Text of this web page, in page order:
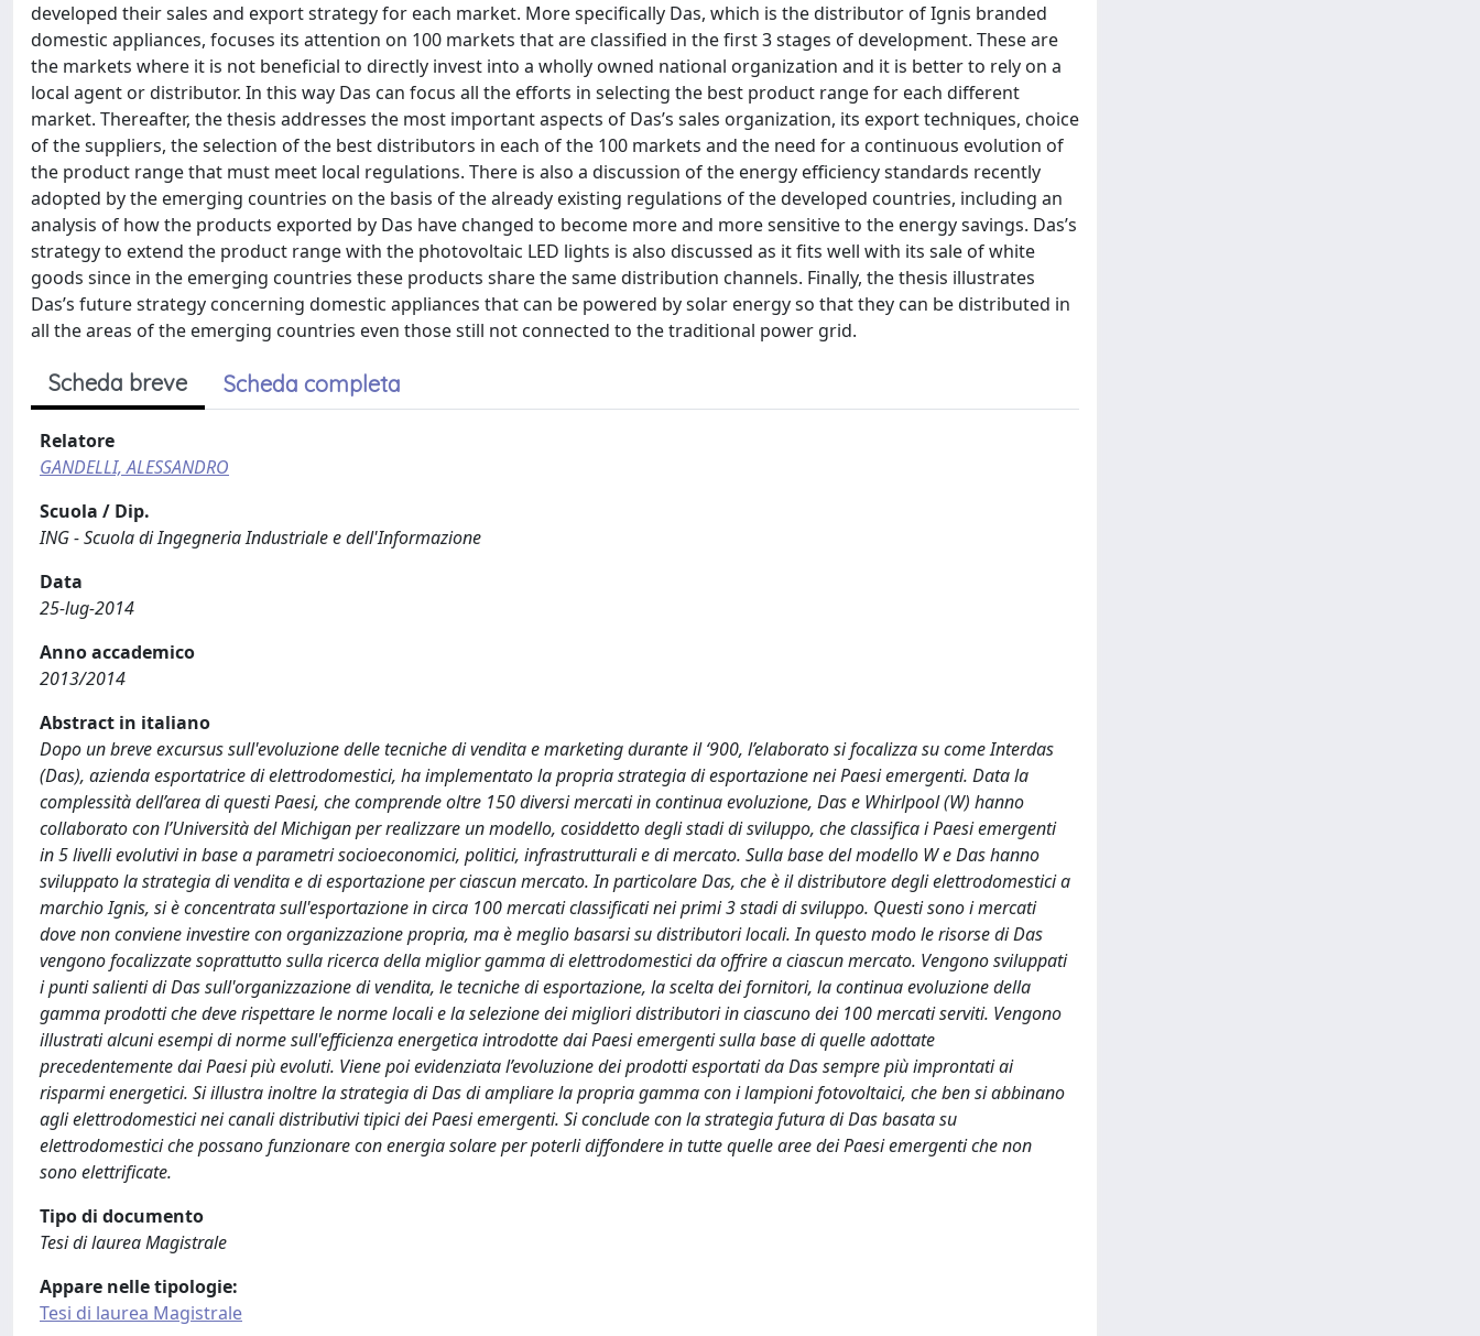
developed their sales and export strategy for each market. More specifically Das, which is the distributor of Ignis branded
domestic appliances, focuses its attention on 100 markets that are classified in the first 3 stages of development. These are
the markets where it is not beneficial to directly invest into a wholly owned national organization and it is better to rely on a
local agent or distributor. In this way Das can focus all the efforts in selecting the best product range for each different
market. Thereafter, the thesis addresses the most important aspects of Das’s sales organization, its export techniques, choice
of the suppliers, the selection of the best distributors in each of the 100 markets and the need for a continuous evolution of
the product range that must meet local regulations. There is also a discussion of the energy efficiency standards recently
adopted by the emerging countries on the basis of the already existing regulations of the developed countries, including an
analysis of how the products exported by Das have changed to become more and more sensitive to the energy savings. Das’s
strategy to extend the product range with the photovoltaic LED lights is also discussed as it fits well with its sale of white
goods since in the emerging countries these products share the same distribution channels. Finally, the thesis illustrates
Das’s future strategy concerning domestic appliances that can be powered by solar energy so that they can be distributed in
all the areas of the emerging countries even those still not connected to the traditional power grid.
Scheda breve Scheda completa
Relatore
GANDELLI, ALESSANDRO
Scuola / Dip.
ING - Scuola di Ingegneria Industriale e dell'Informazione
Data
25-lug-2014
Anno accademico
2013/2014
Abstract in italiano
Dopo un breve excursus sull'evoluzione delle tecniche di vendita e marketing durante il ‘900, l’elaborato si focalizza su come Interdas
(Das), azienda esportatrice di elettrodomestici, ha implementato la propria strategia di esportazione nei Paesi emergenti. Data la
complessità dell’area di questi Paesi, che comprende oltre 150 diversi mercati in continua evoluzione, Das e Whirlpool (W) hanno
collaborato con l’Università del Michigan per realizzare un modello, cosiddetto degli stadi di sviluppo, che classifica i Paesi emergenti
in 5 livelli evolutivi in base a parametri socioeconomici, politici, infrastrutturali e di mercato. Sulla base del modello W e Das hanno
sviluppato la strategia di vendita e di esportazione per ciascun mercato. In particolare Das, che è il distributore degli elettrodomestici a
marchio Ignis, si è concentrata sull'esportazione in circa 100 mercati classificati nei primi 3 stadi di sviluppo. Questi sono i mercati
dove non conviene investire con organizzazione propria, ma è meglio basarsi su distributori locali. In questo modo le risorse di Das
vengono focalizzate soprattutto sulla ricerca della miglior gamma di elettrodomestici da offrire a ciascun mercato. Vengono sviluppati
i punti salienti di Das sull'organizzazione di vendita, le tecniche di esportazione, la scelta dei fornitori, la continua evoluzione della
gamma prodotti che deve rispettare le norme locali e la selezione dei migliori distributori in ciascuno dei 100 mercati serviti. Vengono
illustrati alcuni esempi di norme sull'efficienza energetica introdotte dai Paesi emergenti sulla base di quelle adottate
precedentemente dai Paesi più evoluti. Viene poi evidenziata l’evoluzione dei prodotti esportati da Das sempre più improntati ai
risparmi energetici. Si illustra inoltre la strategia di Das di ampliare la propria gamma con i lampioni fotovoltaici, che ben si abbinano
agli elettrodomestici nei canali distributivi tipici dei Paesi emergenti. Si conclude con la strategia futura di Das basata su
elettrodomestici che possano funzionare con energia solare per poterli diffondere in tutte quelle aree dei Paesi emergenti che non
sono elettrificate.
Tipo di documento
Tesi di laurea Magistrale
Appare nelle tipologie:
Tesi di laurea Magistrale